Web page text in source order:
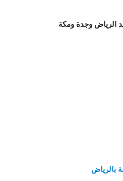
الرياض وجدة ومكة